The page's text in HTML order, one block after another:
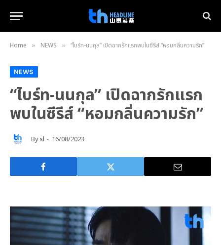
Home » NEWS » “ไบร์ท-นนกุล” เปิดฉากรักแรกพบในซีรีส์ “หอมกลิ่นความรัก”
NEWS
“ไบร์ท-นนกุล” เปิดฉากรักแรก
พบในซีรีส์ “หอมกลิ่นความรัก”
Bysl 16/08/2023